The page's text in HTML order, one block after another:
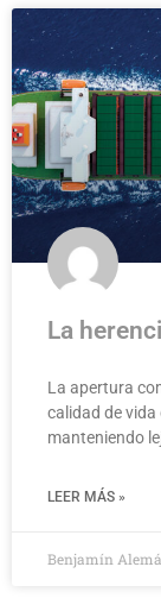
La
La apertura
calidad de
manteniendo
LEER MÁS »
Benjamín